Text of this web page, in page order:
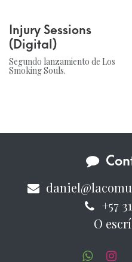
Injury Sessions
(Digital)
Segundo lanzamiento de Los
Smoking Souls.
+57
O